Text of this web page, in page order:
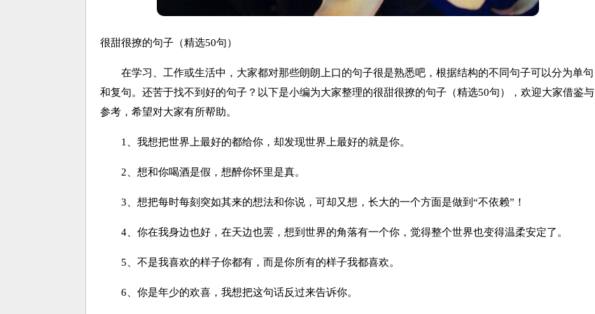
很甜很撩的句子（精选50句）
在学习、工作或生活中，大家都对那些朗朗上口的句子很是熟悉吧，根据结构的不同句子可以分为单句
和复句。还苦于找不到好的句子？以下是小编为大家整理的很甜很撩的句子（精选50句），欢迎大家借鉴与
参考，希望对大家有所帮助。
1、我想把世界上最好的都给你，却发现世界上最好的就是你。
2、想和你喝酒是假，想醉你怀里是真。
3、想把每时每刻突如其来的想法和你说，可却又想，长大的一个方面是做到“不依赖”！
4、你在我身边也好，在天边也罢，想到世界的角落有一个你，觉得整个世界也变得温柔安定了。
5、不是我喜欢的样子你都有，而是你所有的样子我都喜欢。
6、你是年少的欢喜，我想把这句话反过来告诉你。